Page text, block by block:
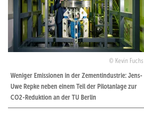
Kevin Fuchs
Weniger Emissionen in der Zementindustrie: Jens-
Uwe Repke neben einem Teil der Pilotanlage zur
CO2-Reduktion an der TU Berlin